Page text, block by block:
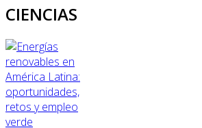
CIENCIAS